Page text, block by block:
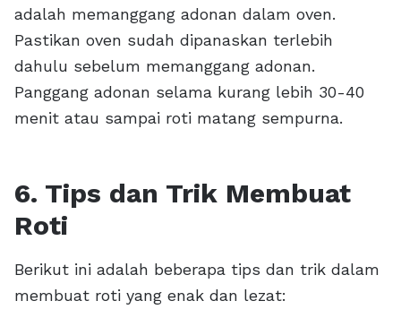
adalah memanggang adonan dalam oven.
Pastikan oven sudah dipanaskan terlebih
dahulu sebelum memanggang adonan.
Panggang adonan selama kurang lebih 30-40
menit atau sampai roti matang sempurna.
6. Tips dan Trik Membuat
Roti
Berikut ini adalah beberapa tips dan trik dalam
membuat roti yang enak dan lezat: